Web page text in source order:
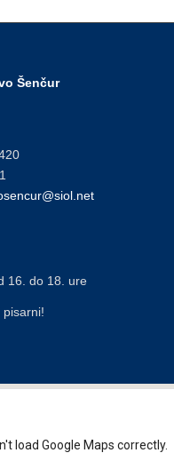
Šenčur
16. do 18. ure
pisarni!
load Google Maps correctly.